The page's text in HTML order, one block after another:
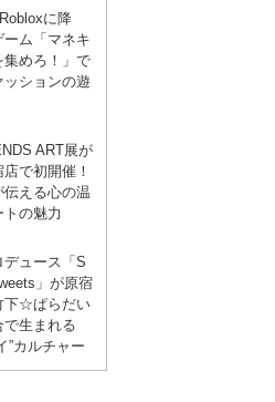
に降
ム「マネキ
集めろ！」で
ッションの遊
ART展が
で初開催！
伝える心の温
トの魅力
デュース「S
」が原宿
下☆ぱらだい
生まれる
”カルチャー